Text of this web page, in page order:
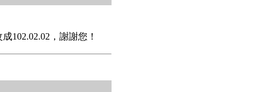
102.02.02，謝謝您！